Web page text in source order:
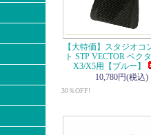
【大特価】スタジオコ
ト STP VECTOR ベク
X3/X5用【ブルー】
10,780円(税込)
30％OFF!